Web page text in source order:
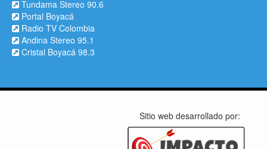
Tundama Stereo 90.6
Portal Boyacá
Radio TV Colombia
Andina Stereo 95.1
Cristal Boyacá 98.3
Sitio web desarrollado por: